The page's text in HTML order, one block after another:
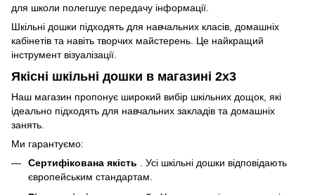
для школи полегшує передачу інформації.
Шкільні дошки підходять для навчальних класів, домашніх
кабінетів та навіть творчих майстерень. Це найкращий
інструмент візуалізації.
Якісні шкільні дошки в магазині 2х3
Наш магазин пропонує широкий вибір шкільних дощок, які
ідеально підходять для навчальних закладів та домашніх
занять.
Ми гарантуємо:
Сертифікована якість . Усі шкільні дошки відповідають
європейським стандартам.